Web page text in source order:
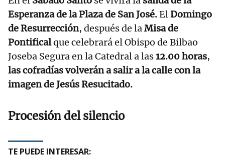
Esperanza de la Plaza de San José.ElDomingo
de Resurrección, después de laMisa de
Pontificalque celebrará el Obispo de Bilbao
Joseba Segura en la Catedral a las12.00 horas,
las cofradías volverán a salir a la calle con la
imagen de Jesús Resucitado.
Procesión del silencio
TE PUEDE INTERESAR: